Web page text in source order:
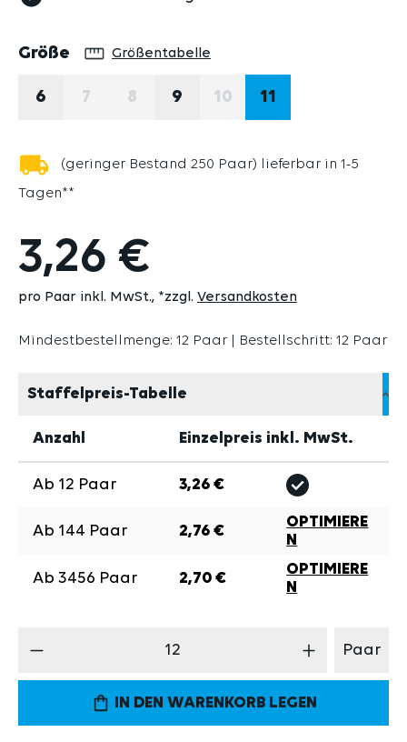
Größe auswählen
Größentabelle
6 7
(DIESE OPTION IST ZURZEIT NICHT
8
(DIESE OPTION IST ZURZEIT NICHT
9 10
(DIESE OPTION IST
11
(geringer Bestand 250 Paar) lieferbar in 1-5
Tagen**
3,26 €
pro Paar inkl. MwSt. *zzgl. Versandkosten
Mindestbestellmenge: 12 Paar | Bestellschritt: 12 Paar
Staffelpreis-Tabelle
Anzahl Einzelpreis inkl. MwSt.
Ab 12 Paar 3,26 €
Ab 144 Paar 2,76 €
OPTIMIERE
N
Ab 3456 Paar 2,70 €
OPTIMIERE
N
Produkt Anzahl: Gib den gewünschten
Paar
IN DEN WARENKORB LEGEN